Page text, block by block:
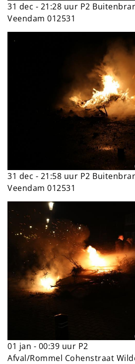
31 dec - 21:28 uur P2
Veendam 012531
31 dec - 21:58 uur P2
Veendam 012531
01 jan - 00:39 uur P2
Afval/Rommel Cohenstraat